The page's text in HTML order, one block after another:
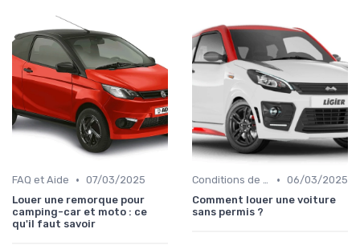
FAQ et Aide • 07/03/2025
Louer une remorque pour
camping-car et moto : ce
qu'il faut savoir
Conditions de Location • 06/03/2025
Comment louer une voiture
sans permis ?